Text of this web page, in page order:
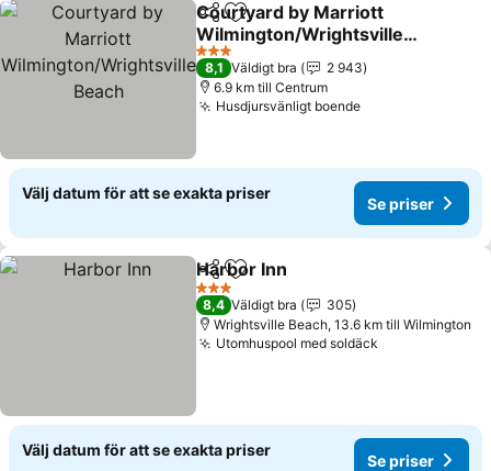
Dela Lägg till i Mina Favoriter
Courtyard by Marriott
Wilmington/Wrightsville
Beach
Se priser
3 Stjärnor
8,1 Väldigt bra
2 943
6.9 km till Centrum
Husdjursvänligt boendeSe priser
Välj datum för att se exakta priser
Se priser
Dela Lägg till i Mina Favoriter
Harbor Inn
3 Stjärnor
8,4 Väldigt bra
305
Wrightsville Beach, 13.6 km till Wilmington
Utomhuspool med soldäck
Välj datum för att se exakta priser
Se priser